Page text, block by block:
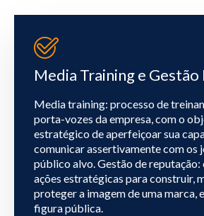
Media Training e Gestão
Media training: processo de
porta-vozes da empresa, com o
estratégico de aperfeiçoar sua
comunicar assertivamente com os
público alvo. Gestão de reputação:
ações estratégicas para construir,
proteger a imagem de uma marca,
figura pública.